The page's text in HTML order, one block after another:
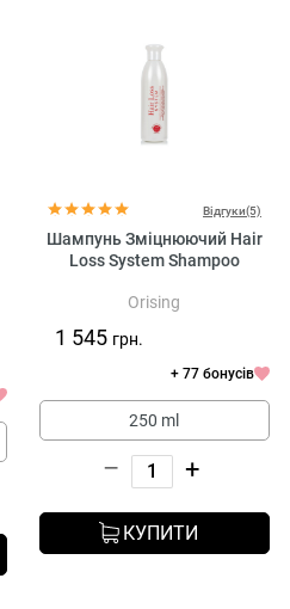
Відгуки(5)
Шампунь Зміцнюючий Hair
Loss System Shampoo
Orising
1 545 грн.
+ 77 бонусів
250 ml
– +
КУПИТИ